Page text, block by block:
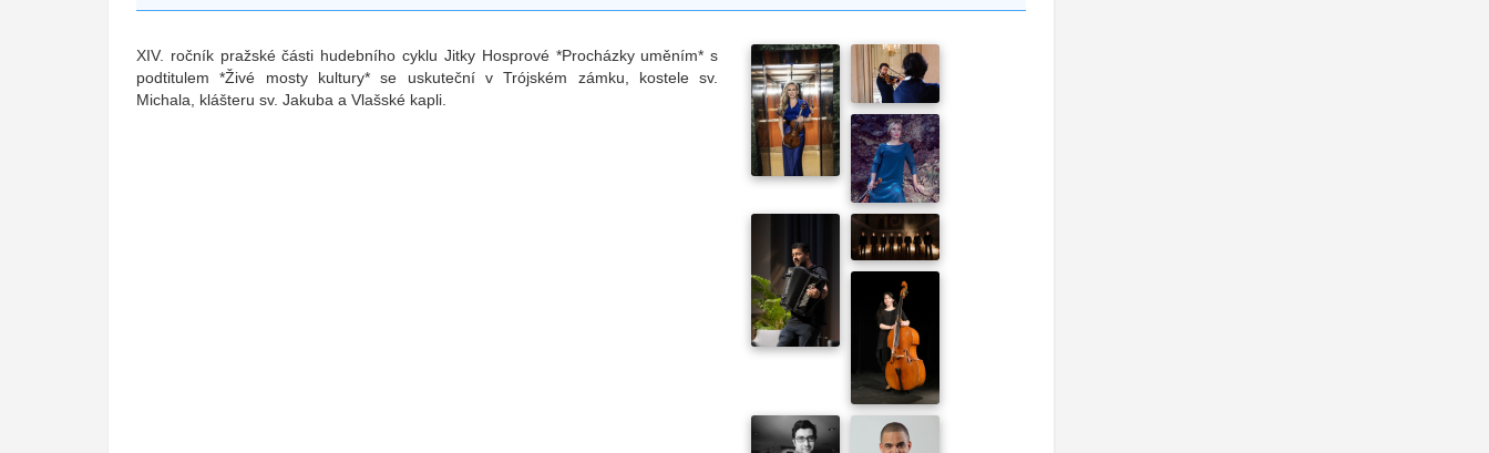
XIV. ročník pražské části hudebního cyklu Jitky Hosprové *Procházky uměním* s
podtitulem *Živé mosty kultury* se uskuteční v Trójském zámku, kostele sv.
Michala, klášteru sv. Jakuba a Vlašské kapli.